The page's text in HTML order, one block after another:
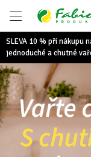
obsah
SLEVA 10 % při nákupu
jednoduché a chutné
F
A
B